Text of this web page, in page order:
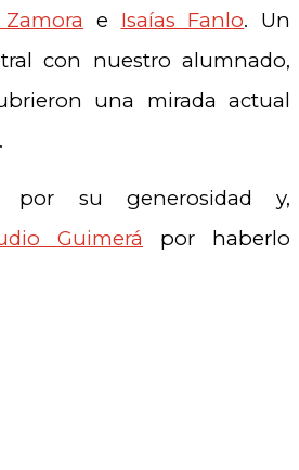
e Isaías Fanlo. Un
con nuestro alumnado,
una mirada actual
por su generosidad y,
Guimerá por haberlo